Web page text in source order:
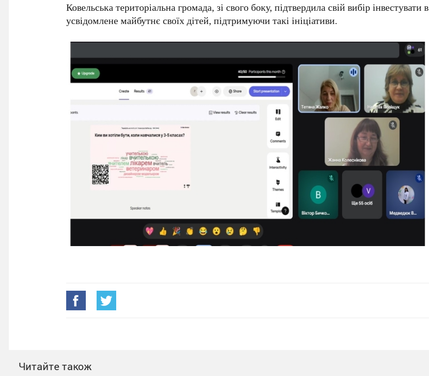
Ковельська територіальна громада, зі свого боку, підтвердила свій вибір інвестувати в
усвідомлене майбутнє своїх дітей, підтримуючи такі ініціативи.
Читайте також